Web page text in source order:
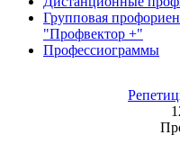
Групповая
"Профвектор +"
Профессиограммы